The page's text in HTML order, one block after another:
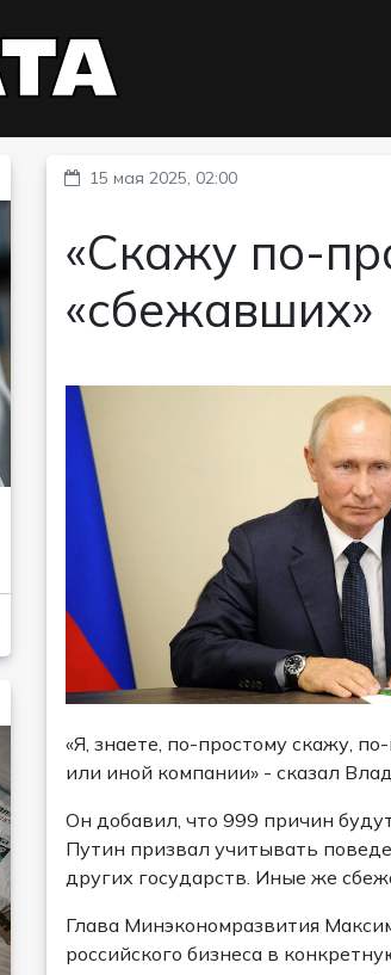
15 мая 2025, 02:00
«Скажу по-
«сбежавших»
«Я, знаете, по-простому скажу,
или иной компании» - сказал
Он добавил, что 999 причин
Путин призвал учитывать
других государств. Иные же
Глава Минэкономразвития
российского бизнеса в